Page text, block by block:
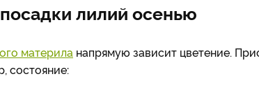
лилий осенью
материла напрямую зависит цветение.
состояние: